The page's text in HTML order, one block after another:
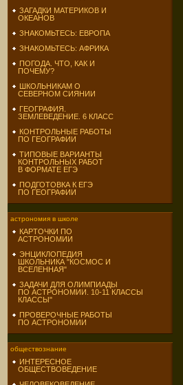
ЗАГАДКИ МАТЕРИКОВ И
ОКЕАНОВ
ЗНАКОМЬТЕСЬ: ЕВРОПА
ЗНАКОМЬТЕСЬ: АФРИКА
ПОГОДА. ЧТО, КАК И
ПОЧЕМУ?
ШКОЛЬНИКАМ О
СЕВЕРНОМ СИЯНИИ
ГЕОГРАФИЯ.
ЗЕМЛЕВЕДЕНИЕ. 6 КЛАСС
КОНТРОЛЬНЫЕ РАБОТЫ
ПО ГЕОГРАФИИ
ТИПОВЫЕ ВАРИАНТЫ
КОНТРОЛЬНЫХ РАБОТ
В ФОРМАТЕ ЕГЭ
ПОДГОТОВКА К ЕГЭ
ПО ГЕОГРАФИИ
астрономия в школе
КАРТОЧКИ ПО
АСТРОНОМИИ
ЭНЦИКЛОПЕДИЯ
ШКОЛЬНИКА "КОСМОС И
ВСЕЛЕННАЯ"
ЗАДАЧИ ДЛЯ ОЛИМПИАДЫ
ПО АСТРОНОМИИ. 10-11 КЛАССЫ
КЛАССЫ"
ПРОВЕРОЧНЫЕ РАБОТЫ
ПО АСТРОНОМИИ
обществознание
ИНТЕРЕСНОЕ
ОБЩЕСТВОВЕДЕНИЕ